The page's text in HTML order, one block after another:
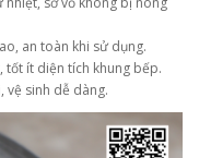
an toàn khi sử dụng.
tốt ít diện tích khung bếp.
vệ sinh dễ dàng.